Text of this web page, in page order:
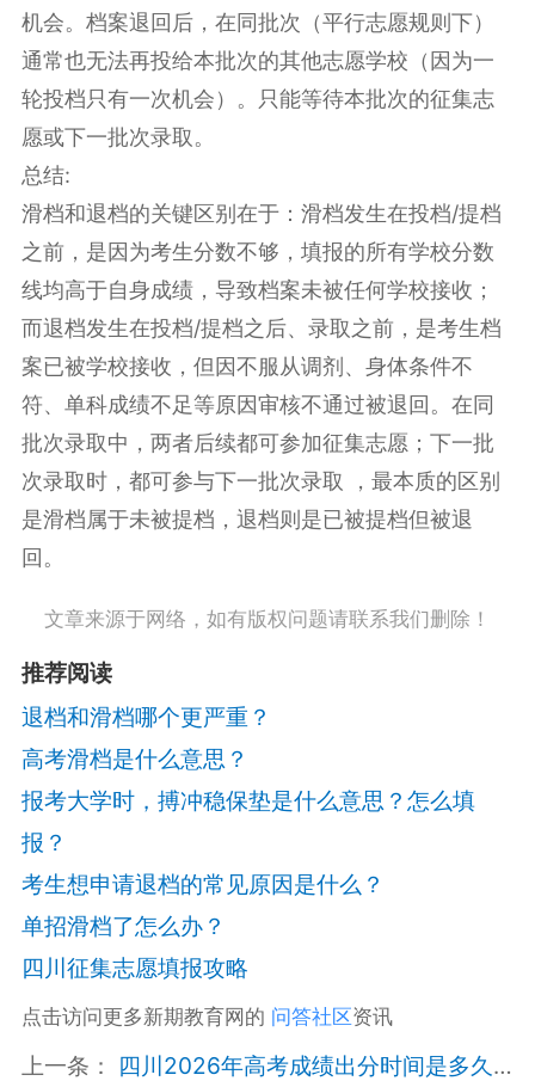
机会。档案退回后，在同批次（平行志愿规则下）
通常也无法再投给本批次的其他志愿学校（因为一
轮投档只有一次机会）。只能等待本批次的征集志
愿或下一批次录取。
总结:
滑档和退档的关键区别在于：滑档发生在投档/提档
之前，是因为考生分数不够，填报的所有学校分数
线均高于自身成绩，导致档案未被任何学校接收；
而退档发生在投档/提档之后、录取之前，是考生档
案已被学校接收，但因不服从调剂、身体条件不
符、单科成绩不足等原因审核不通过被退回。在同
批次录取中，两者后续都可参加征集志愿；下一批
次录取时，都可参与下一批次录取 ，最本质的区别
是滑档属于未被提档，退档则是已被提档但被退
回。
文章来源于网络，如有版权问题请联系我们删除！
推荐阅读
退档和滑档哪个更严重？
高考滑档是什么意思？
报考大学时，搏冲稳保垫是什么意思？怎么填
报？
考生想申请退档的常见原因是什么？
单招滑档了怎么办？
四川征集志愿填报攻略
点击访问更多新期教育网的 问答社区资讯
上一条： 四川2026年高考成绩出分时间是多久？